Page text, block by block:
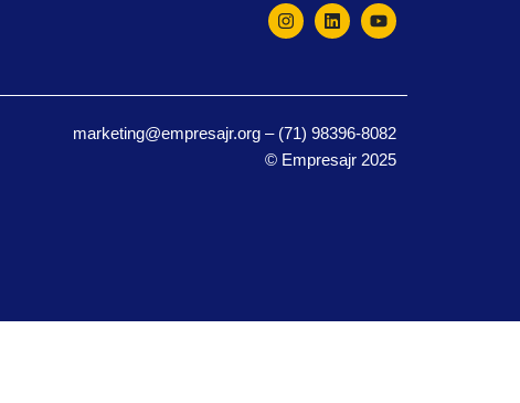
marketing@empresajr.org – (71) 98396-8082
© Empresajr 2025